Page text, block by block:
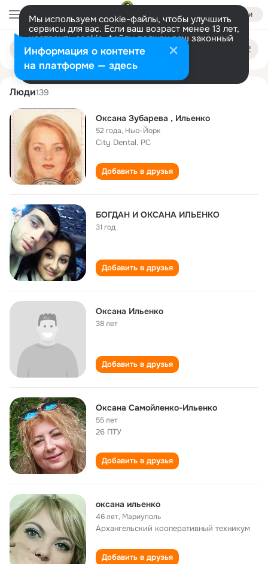
Войти
Мы используем cookie-файлы, чтобы улучшить
сервисы для вас. Если ваш возраст менее 13 лет,
настроить cookie-файлы должен ваш законный
представитель. Больше информации
Разрешить все Настроить
Поиск
людям
oksana ilenko
Люди139
Оксана Зубарева , Ильенко
52 года, Нью-Йорк
City Dental. PC
Добавить в друзья
БОГДАН И ОКСАНА ИЛЬЕНКО
31 год
Добавить в друзья
Оксана Ильенко
38 лет
Добавить в друзья
Оксана Самойленко-Ильенко
55 лет
26 ПТУ
Добавить в друзья
оксана ильенко
46 лет, Мариуполь
Архангельский кооперативный техникум
Добавить в друзья
Информация о контенте
на платформе — здесь